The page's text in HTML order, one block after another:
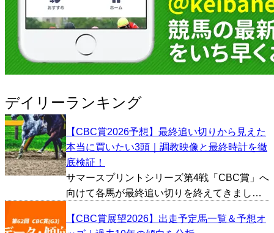
デイリーランキング
【CBC賞2026予想】最終追い切りから見えた
本当に買いたい3頭｜調教映像と最終時計を徹
底検証！
サマースプリントシリーズ第4戦「CBC賞」へ
向けて各馬が最終追い切りを終えてきまし
容などから総合的に好調馬を判断し、とくに
【CBC賞展望2026】出走予定馬一覧＆予想オ